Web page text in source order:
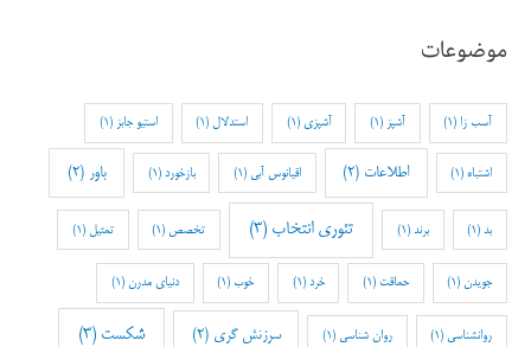
موضوعات
آسب زا (1) آشپز (1) آشپزی (1) استدلال (1) استیو جابز (1)
اشتباه (1) اطلاعات (2) اقیانوس آبی (1) بازخورد (1) باور (2)
بد(1) برند (1) تئوری انتخاب (3) تخصص (1) تمثیل (1)
جویدن (1) حماقت (1) خرد (1) خوب(1) دنیای مدرن (1)
روانشناسی (1) روان شناسی (1) سرزنش گری (2) شکست (3)